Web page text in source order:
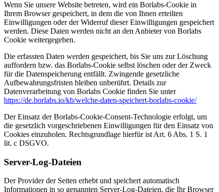
Wenn Sie unsere Website betreten, wird ein Borlabs-Cookie in
Ihrem Browser gespeichert, in dem die von Ihnen erteilten
Einwilligungen oder der Widerruf dieser Einwilligungen gespeichert
werden. Diese Daten werden nicht an den Anbieter von Borlabs
Cookie weitergegeben.
Die erfassten Daten werden gespeichert, bis Sie uns zur Löschung
auffordern bzw. das Borlabs-Cookie selbst löschen oder der Zweck
für die Datenspeicherung entfällt. Zwingende gesetzliche
Aufbewahrungsfristen bleiben unberührt. Details zur
Datenverarbeitung von Borlabs Cookie finden Sie unter
https://de.borlabs.io/kb/welche-daten-speichert-borlabs-cookie/
Der Einsatz der Borlabs-Cookie-Consent-Technologie erfolgt, um
die gesetzlich vorgeschriebenen Einwilligungen für den Einsatz von
Cookies einzuholen. Rechtsgrundlage hierfür ist Art. 6 Abs. 1 S. 1
lit. c DSGVO.
Server-Log-Dateien
Der Provider der Seiten erhebt und speichert automatisch
Informationen in so genannten Server-Log-Dateien, die Ihr Browser